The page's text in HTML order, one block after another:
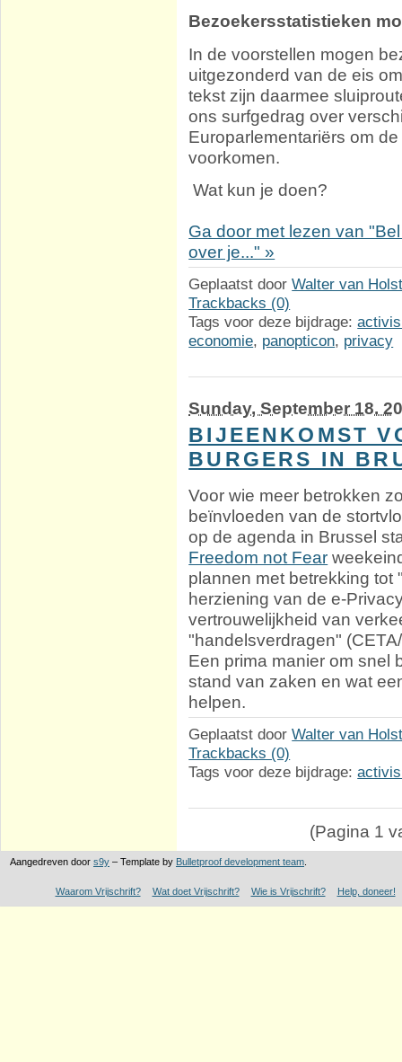
Bezoekersstatistieken
In de voorstellen mogen
uitgezonderd van de eis
tekst zijn daarmee
ons surfgedrag over
Europarlementariërs om
voorkomen.
Wat kun je doen?
Ga door met lezen van
over je..." »
Geplaatst doorWalter van
Trackbacks (0)
Tags voor deze bijdrage:
economie, panopticon, privacy
Sunday, September 18.
BIJEENKOMST
BURGERS IN
Voor wie meer betrokken
beïnvloeden van de
op de agenda in Brussel
Freedom not Fear
plannen met betrekking tot
herziening van de e-
vertrouwelijkheid van
"handelsverdragen"
Een prima manier om snel
stand van zaken en wat
helpen.
Geplaatst doorWalter van
Trackbacks (0)
Tags voor deze bijdrage:
(Pagina 1
Aangedreven door s9y – Template by Bulletproof development team
Waarom Vrijschrift? Wat doet Vrijschrift? Wie is Vrijschrift? Help, doneer!